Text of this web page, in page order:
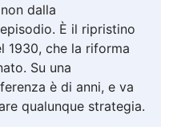
dalla
È il ripristino
1930, che la riforma
Su una
è di anni, e va
qualunque strategia.